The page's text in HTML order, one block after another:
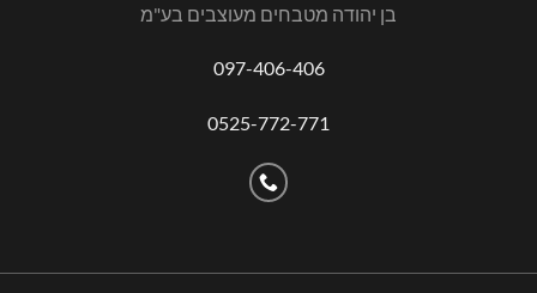
בן יהודה מטבחים מעוצבים בע"מ
097-406-406
0525-772-771